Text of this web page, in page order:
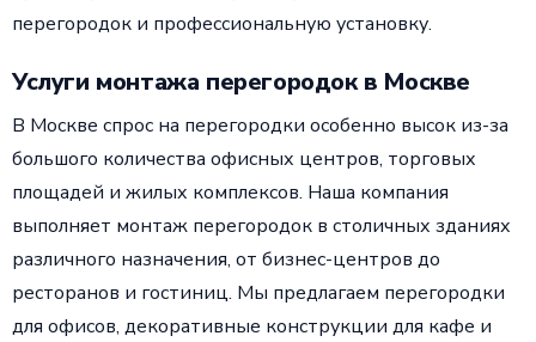
перегородок и профессиональную установку.
Услуги монтажа перегородок в Москве
В Москве спрос на перегородки особенно высок из-за
большого количества офисных центров, торговых
площадей и жилых комплексов. Наша компания
выполняет монтаж перегородок в столичных зданиях
различного назначения, от бизнес-центров до
ресторанов и гостиниц. Мы предлагаем перегородки
для офисов, декоративные конструкции для кафе и